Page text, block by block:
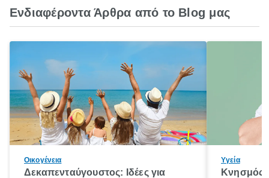
Ενδιαφέροντα Άρθρα από το Blog μας
Οικογένεια
Δεκαπενταύγουστος: Ιδέες για
Υγεία
Κνησμός: